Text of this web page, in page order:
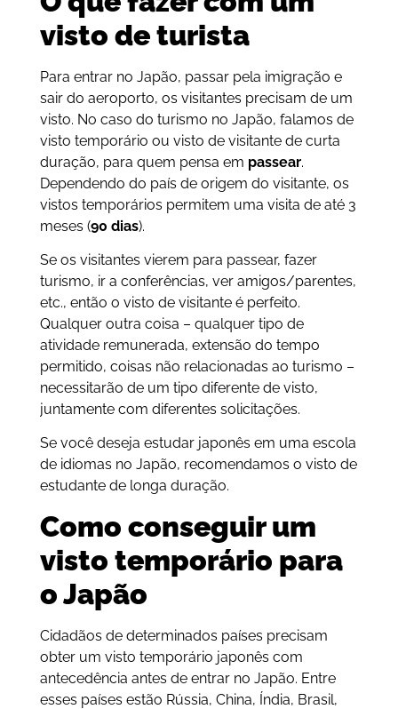
visto de turista
Para entrar no Japão, passar pela imigração e
sair do aeroporto, os visitantes precisam de um
visto. No caso do turismo no Japão, falamos de
visto temporário ou visto de visitante de curta
duração, para quem pensa em passear.
Dependendo do país de origem do visitante, os
vistos temporários permitem uma visita de até 3
meses (90 dias).
Se os visitantes vierem para passear, fazer
turismo, ir a conferências, ver amigos/parentes,
etc., então o visto de visitante é perfeito.
Qualquer outra coisa – qualquer tipo de
atividade remunerada, extensão do tempo
permitido, coisas não relacionadas ao turismo –
necessitarão de um tipo diferente de visto,
juntamente com diferentes solicitações.
Se você deseja estudar japonês em uma escola
de idiomas no Japão, recomendamos o visto de
estudante de longa duração.
Como conseguir um
visto temporário para
o Japão
Cidadãos de determinados países precisam
obter um visto temporário japonês com
antecedência antes de entrar no Japão. Entre
esses países estão Rússia, China, Índia, Brasil,